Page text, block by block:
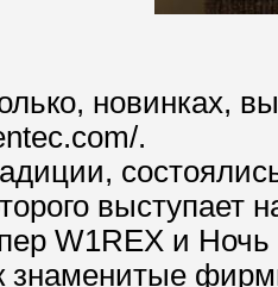
новинках,
.
W1REX и
знаменитые